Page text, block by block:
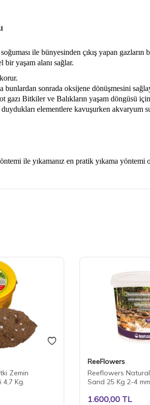
ile bünyesinden çıkış yapan
yaşam alanı sağlar.
sonrada oksijene dönüşmesini
gazı Bitkiler ve Balıkların yaşam döngüsü
elementlere kavuşurken akvaryum
ile yıkamanız en pratik yıkama yöntemi
Zemin
4,7 Kg.
ReeFlowers
Reeflowers
Sand 25 Kg 2-4 mm
1.600,00 TL